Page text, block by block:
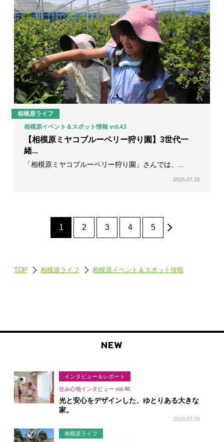
相模原ライフ
相模原イベント＆スポット情報 vol.43
【相模原ミヤコブルーベリー狩り園】3世代一
緒...
「相模原ミヤコブルーベリー狩り園」さんでは、...
2025.07.31
1 2 3 4 5
TOP 相模原ライフ 相模原イベント＆スポット情報
NEW
インタビュー＆レポート
住み心地インタビュー vol.46
光と安心をデザインした、ゆとりある大きな
家。
2026.07.28
相模原ライフ